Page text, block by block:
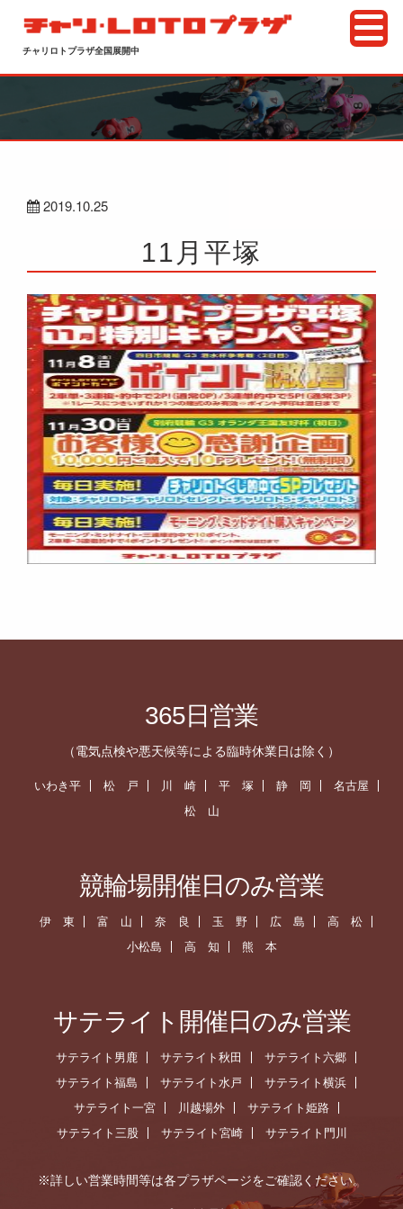
チャリロトプラザ全国展開中
2019.10.25
11月平塚
365日営業
（電気点検や悪天候等による臨時休業日は除く）
いわき平 松 戸 川 崎 平 塚 静 岡
名古屋
松 山
競輪場開催日のみ営業
伊 東 富 山 奈 良 玉 野 広 島
高 松
小松島
高 知 熊 本
サテライト開催日のみ営業
サテライト男鹿 サテライト秋田
サテライト六郷
サテライト福島
サテライト水戸
サテライト横浜
サテライト一宮
川越場外
サテライト姫路
サテライト三股
サテライト宮崎 サテライト門川
※詳しい営業時間等は各プラザページをご確認ください。